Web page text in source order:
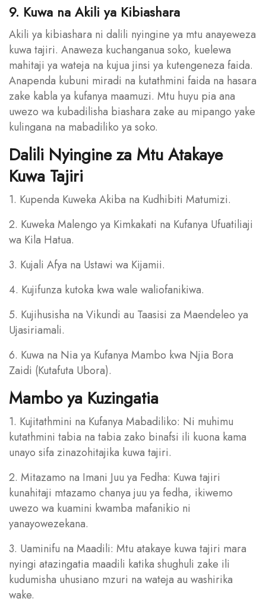
9. Kuwa na Akili ya Kibiashara
Akili ya kibiashara ni dalili nyingine ya mtu anayeweza
kuwa tajiri. Anaweza kuchanganua soko, kuelewa
mahitaji ya wateja na kujua jinsi ya kutengeneza faida.
Anapenda kubuni miradi na kutathmini faida na hasara
zake kabla ya kufanya maamuzi. Mtu huyu pia ana
uwezo wa kubadilisha biashara zake au mipango yake
kulingana na mabadiliko ya soko.
Dalili Nyingine za Mtu Atakaye
Kuwa Tajiri
1. Kupenda Kuweka Akiba na Kudhibiti Matumizi.
2. Kuweka Malengo ya Kimkakati na Kufanya Ufuatiliaji
wa Kila Hatua.
3. Kujali Afya na Ustawi wa Kijamii.
4. Kujifunza kutoka kwa wale waliofanikiwa.
5. Kujihusisha na Vikundi au Taasisi za Maendeleo ya
Ujasiriamali.
6. Kuwa na Nia ya Kufanya Mambo kwa Njia Bora
Zaidi (Kutafuta Ubora).
Mambo ya Kuzingatia
1. Kujitathmini na Kufanya Mabadiliko: Ni muhimu
kutathmini tabia na tabia zako binafsi ili kuona kama
unayo sifa zinazohitajika kuwa tajiri.
2. Mitazamo na Imani Juu ya Fedha: Kuwa tajiri
kunahitaji mtazamo chanya juu ya fedha, ikiwemo
uwezo wa kuamini kwamba mafanikio ni
yanayowezekana.
3. Uaminifu na Maadili: Mtu atakaye kuwa tajiri mara
nyingi atazingatia maadili katika shughuli zake ili
kudumisha uhusiano mzuri na wateja au washirika
wake.